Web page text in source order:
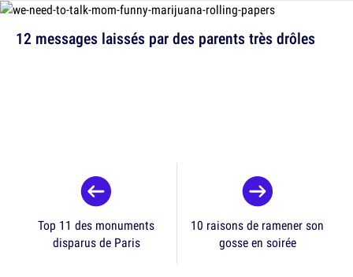
12 messages laissés par des parents très drôles
Top 11 des monuments
disparus de Paris
10 raisons de ramener son
gosse en soirée